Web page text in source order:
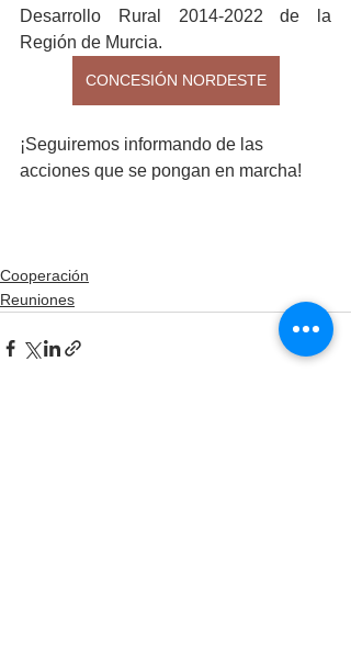
Desarrollo Rural 2014-2022 de la
Región de Murcia.
CONCESIÓN NORDESTE
¡Seguiremos informando de las
acciones que se pongan en marcha!
Cooperación
Reuniones